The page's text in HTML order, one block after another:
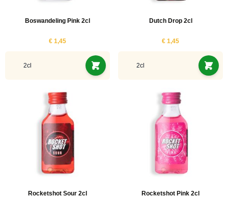
Boswandeling Pink 2cl
€ 1,45
2cl
Dutch Drop 2cl
€ 1,45
2cl
Rocketshot Sour 2cl Rocketshot Pink 2cl